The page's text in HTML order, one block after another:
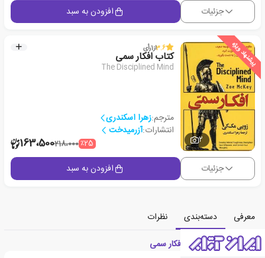
جزئیات افزودن به سبد
پیشنهاد ویژه
2
3.6از1رأی
کتاب افکار سمی
The Disciplined Mind
مترجم:زهرا اسکندری
انتشارات:آزرمیدخت
٪25218،000163،500
جزئیات افزودن به سبد
معرفی دسته‌بندی
نظرات
معرفی کتاب رهایی از افکار سمی